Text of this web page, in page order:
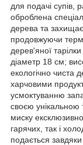
для подачі супів,
оброблена
дерева та захищає
продовжуючи
дерев'яної
діаметр 18 см;
екологічно чиста
харчовими
усмоктуванню
своєю
миску
гарячих, так і
подається